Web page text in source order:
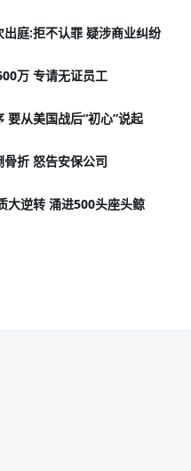
庭:拒不认罪 疑涉商业纠纷
万 专请无证员工
要从美国战后“初心”说起
折 怒告安保公司
大逆转 涌进500头座头鲸